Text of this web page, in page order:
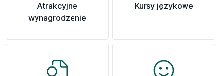
Atrakcyjne
wynagrodzenie
Kursy językowe